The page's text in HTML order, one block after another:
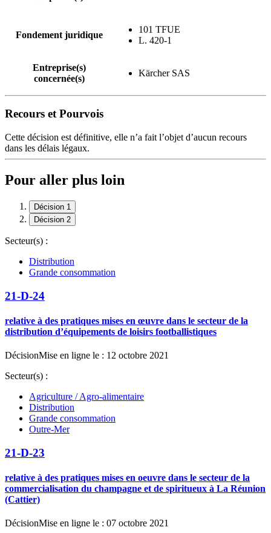
Fondement juridique
101 TFUE
L. 420-1
Entreprise(s)
concernée(s)
Kärcher SAS
Recours et Pourvois
Cette décision est définitive, elle n’a fait l’objet d’aucun recours
dans les délais légaux.
Pour aller plus loin
Décision 1
Décision 2
Secteur(s) :
Distribution
Grande consommation
21-D-24
relative à des pratiques mises en œuvre dans le secteur de la
distribution d’équipements de loisirs footballistiques
DécisionMise en ligne le : 12 octobre 2021
Secteur(s) :
Agriculture / Agro-alimentaire
Distribution
Grande consommation
Outre-Mer
21-D-23
relative à des pratiques mises en oeuvre dans le secteur de la
commercialisation du champagne et de spiritueux à La Réunion
(Cattier)
DécisionMise en ligne le : 07 octobre 2021